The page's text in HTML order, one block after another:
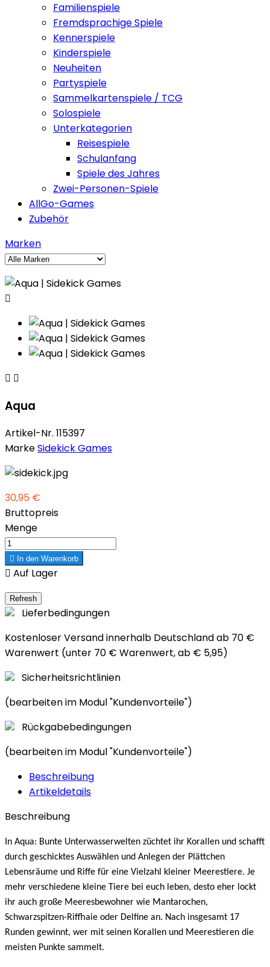
Familienspiele
Fremdsprachige Spiele
Kennerspiele
Kinderspiele
Neuheiten
Partyspiele
Sammelkartenspiele / TCG
Solospiele
Unterkategorien
Reisespiele
Schulanfang
Spiele des Jahres
Zwei-Personen-Spiele
AllGo-Games
Zubehör
Marken

 
Aqua
Artikel-Nr. 115397
MarkeSidekick Games
30,95 €
Bruttopreis
Menge
 In den Warenkorb
 Auf Lager
Lieferbedingungen
Kostenloser Versand innerhalb Deutschland ab 70 €
Warenwert (unter 70 € Warenwert, ab € 5,95)
Sicherheitsrichtlinien
(bearbeiten im Modul "Kundenvorteile")
Rückgabebedingungen
(bearbeiten im Modul "Kundenvorteile")
Beschreibung
Artikeldetails
Beschreibung
In Aqua: Bunte Unterwasserwelten züchtet ihr Korallen und schafft
durch geschicktes Auswählen und Anlegen der Plättchen
Lebensräume und Riffe für eine Vielzahl kleiner Meerestiere. Je
mehr verschiedene kleine Tiere bei euch leben, desto eher lockt
ihr auch große Meeresbewohner wie Mantarochen,
Schwarzspitzen-Riffhaie oder Delfine an. Nach insgesamt 17
Runden gewinnt, wer mit seinen Korallen und Meerestieren die
meisten Punkte sammelt.